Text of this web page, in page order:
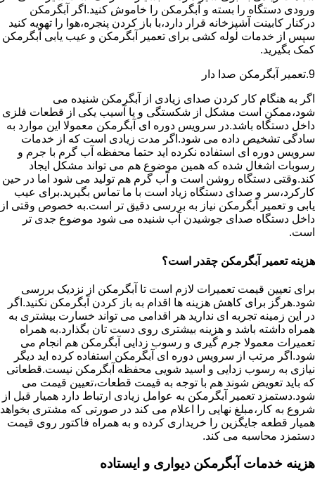
ورودی دستگاه را بسته و آبگرمکن را خاموش کنید.اگر آبگرمکن
درکنار کابینت آشپزخانه قرار دارد،با باز کردن پنجره،هوا را تهویه کنید
سپس از خدمات لوله کشی برای تعمیر آبگرمکن و عیب یابی آبگرمکن
کمک بگیرید.
9.تعمیر آبگرمکن صدا دار
اگر به هنگام کار کردن صدای زیادی از آبگرمکن شنیده می
شود،ممکن است مشکل از شکستگی و یا آسیب یکی از قطعات فلزی
داخل دستگاه باشد.در سرویس دوره ای آبگرمکن معمولا این موارد به
سادگی تشخیص داده می شود.اگر مدت زیادی است که از خدمات
سرویس دوره ای استفاده نکرده اید حتما محفظه آب گرم با جرم و
رسوبات اشغال شده که همین موضوع هم می تواند مشکل ایجاد
کند.وقتی دستگاه روشن است و آب گرم هم تولید می شود اما در حین
کارکرد،سر و صدای دستگاه زیاد است با ما تماس بگیرید.برای عیب
یابی و تعمیر آبگرمکن نیاز به بررسی دقیق تر است.به خصوص وقتی از
داخل دستگاه صدای جوشیدن آب شنیده می شود موضوع جدی تر
است.
هزینه تعمیر آبگرمکن چقدر است؟
برای تعیین قیمت تعمیرات لازم است تا آبگرمکن از نزدیک بررسی
شود.هرگز برای کاهش هزینه ها اقدام به باز کردن آبگرمکن نکنید.اگر
در این زمینه تجربه ای ندارید هر اقدامی می تواند خسارت بیشتری به
همراه داشته باشد و هزینه بیشتری روی دست تان بگذارد.به همراه
تعمیرات معمولا جرم گیری و رسوب زدایی آبگرمکن هم انجام می
شود.اگر مرتب از سرویس دوره ای آبگرمکن استفاده کرده اید دیگر
نیازی به رسوب زدایی و اسید شویی محفظه آبگرمکن نیست.قطعاتی
که باید تعویض شوند هم با توجه به قیمت قطعات،تعیین قیمت می
شود.دستمزد تعمیر آبگرمکن به عوامل زیادی ارتباط دارد همیار قبل از
شروع به کار،مبلغ نهایی را اعلام می کند در صورتی که مشتری بخواهد
همیار قطعه جایگزین را خریداری کرده و به همراه فاکتور روی قیمت
دستمزد محاسبه می کند.
هزینه خدمات آبگرمکن دیواری و ایستاده